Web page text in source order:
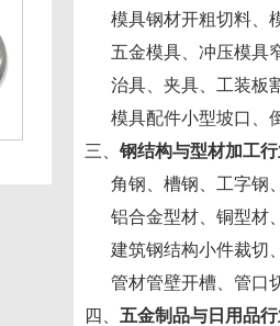
模具钢材开粗切料、
五金模具、冲压模具
治具、夹具、工装板
模具配件小型坡口、
三、 钢结构与型材加工
角钢、槽钢、工字钢
铝合金型材、铜型材
建筑钢结构小件裁切
管材管壁开槽、管口
四、 五金制品与日用品